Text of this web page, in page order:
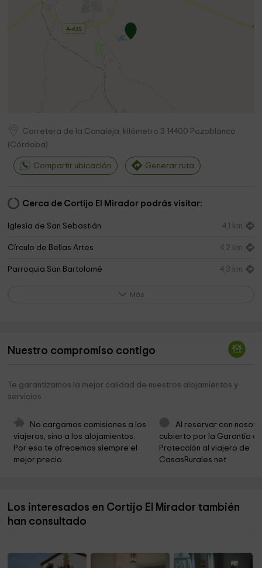
Carretera de la Canaleja, kilómetro 3 14400 Pozoblanco
(Córdoba)
Compartir ubicación Generar ruta
Cerca de Cortijo El Mirador podrás visitar:
Iglesia de San Sebastián 4,1 km
Círculo de Bellas Artes 4,2 km
Parroquia San Bartolomé 4,3 km
Parroquia De Santa Catalina 4,8 km
Aurelio Teno Park
Salón del Reino de los Testigos Cristianos de
Jehová
Marcos Redondo - Paseo de la estación Park 5,2 km
San Martín, Alojamientos Rurales Park
Más
Nuestro compromiso contigo
Te garantizamos la mejor calidad de nuestros alojamientos y
servicios
No cargamos comisiones a los
viajeros, sino a los alojamientos.
Por eso te ofrecemos siempre el
mejor precio.
Al reservar con
cubierto por la Garantía
Protección al viajero de
CasasRurales.net
Los interesados en Cortijo El Mirador también
han consultado